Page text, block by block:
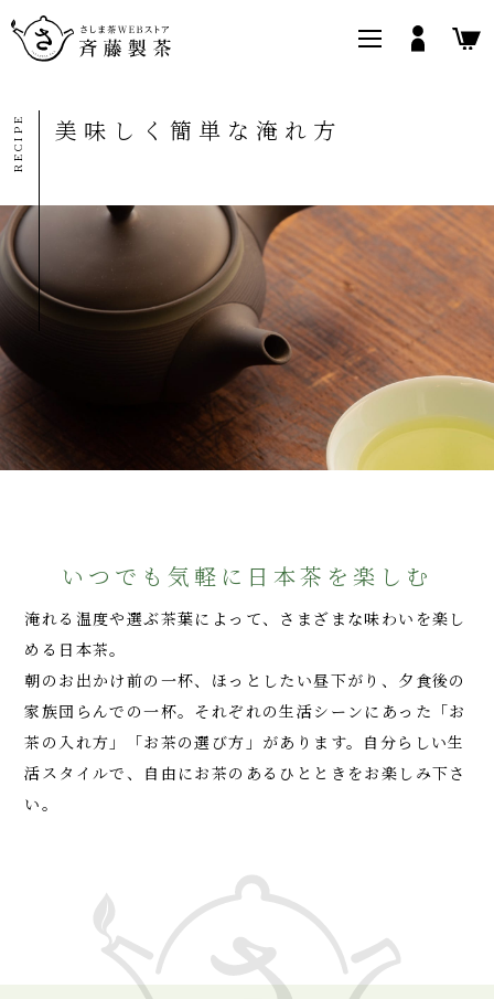
さしま和紅茶
webストア限定商品
猿島茶とは
製造について
お茶の知識や効能
大切なお茶の保存法
買い物ガイド
猿島茶とは
栽培について
美味しく簡単な淹れ方
お茶の知識や効能
マイアカウント
RECIPE 美味しく簡単な淹れ方
いつでも気軽に日本茶を楽しむ
淹れる温度や選ぶ茶葉によって、さまざまな味わいを楽し
める日本茶。
朝のお出かけ前の一杯、ほっとしたい昼下がり、夕食後の
家族団らんでの一杯。それぞれの生活シーンにあった「お
茶の入れ方」「お茶の選び方」があります。自分らしい生
活スタイルで、自由にお茶のあるひとときをお楽しみ下さ
い。